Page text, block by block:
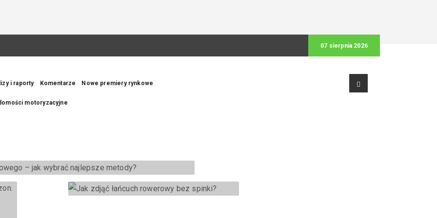
07 sierpnia 2026
i raporty Komentarze Nowe premiery rynkowe
motoryzacyjnedla pasjonatów dwóch kółek
warsztatu
wybrać
bez spinki?
AUTOR:REDAKCJA
MAR 19 2026
Dlaczego rowerzyści